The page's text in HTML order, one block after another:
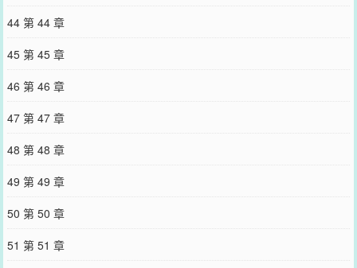
44 第 44 章
45 第 45 章
46 第 46 章
47 第 47 章
48 第 48 章
49 第 49 章
50 第 50 章
51 第 51 章